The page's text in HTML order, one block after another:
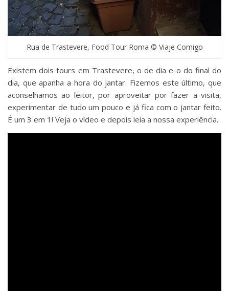
Rua de Trastevere, Food Tour Roma © Viaje Comigo
Existem dois tours em Trastevere, o de dia e o do final do
dia, que apanha a hora do jantar. Fizemos este último, que
aconselhamos ao leitor, por aproveitar por fazer a visita,
experimentar de tudo um pouco e já fica com o jantar feito.
É um 3 em 1! Veja o vídeo e depois leia a nossa experiência.